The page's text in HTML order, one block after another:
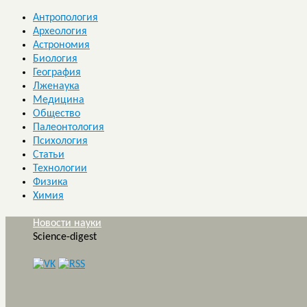
Антропология
Археология
Астрономия
Биология
География
Лженаука
Медицина
Общество
Палеонтология
Психология
Статьи
Технологии
Физика
Химия
Новости науки
Science-digest